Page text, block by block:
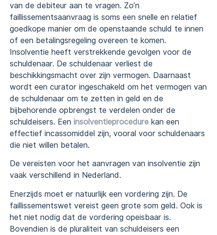
van de debiteur aan te vragen. Zo’n
faillissementsaanvraag is soms een snelle en relatief
goedkope manier om de openstaande schuld te innen
of een betalingsregeling overeen te komen.
Insolventie heeft verstrekkende gevolgen voor de
schuldenaar. De schuldenaar verliest de
beschikkingsmacht over zijn vermogen. Daarnaast
wordt een curator ingeschakeld om het vermogen van
de schuldenaar om te zetten in geld en de
bijbehorende opbrengst te verdelen onder de
schuldeisers. Een insolventieprocedure kan een
effectief incassomiddel zijn, vooral voor schuldenaars
die niet willen betalen.
De vereisten voor het aanvragen van insolventie zijn
vaak verschillend in Nederland.
Enerzijds moet er natuurlijk een vordering zijn. De
faillissementswet vereist geen grote som geld. Ook is
het niet nodig dat de vordering opeisbaar is.
Bovendien is de pluraliteit van schuldeisers een